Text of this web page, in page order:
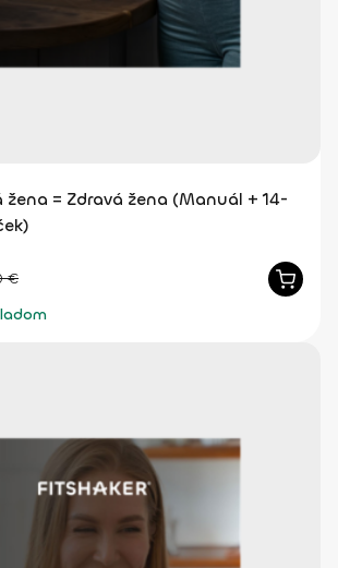
= Zdravá žena (Manuál + 14-
€